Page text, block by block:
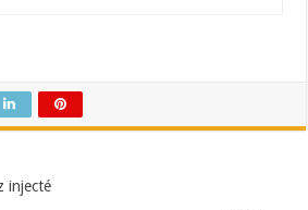
injecté